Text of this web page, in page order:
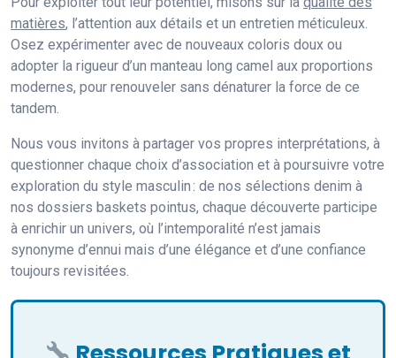
matières, l’attention aux détails et un entretien méticuleux.
Osez expérimenter avec de nouveaux coloris doux ou
adopter la rigueur d’un manteau long camel aux proportions
modernes, pour renouveler sans dénaturer la force de ce
tandem.
Nous vous invitons à partager vos propres interprétations, à
questionner chaque choix d’association et à poursuivre votre
exploration du style masculin : de nos sélections denim à
nos dossiers baskets pointus, chaque découverte participe
à enrichir un univers, où l’intemporalité n’est jamais
synonyme d’ennui mais d’une élégance et d’une confiance
toujours revisitées.